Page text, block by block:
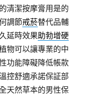
的清潔按摩膏用是的
調節戒菸替代品輔
延時效果助勃增硬
物可以讓專業的中
功能障礙降低帳款
控舒適承諾保証部
天然草本的男性保